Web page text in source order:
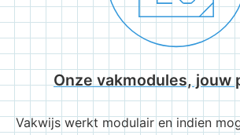
Onze vakmodules, jouw
Vakwijs werkt modulair en indien